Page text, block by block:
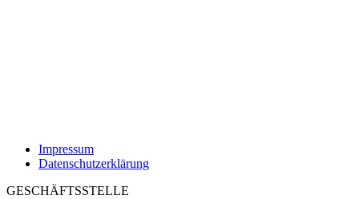
Impressum
Datenschutzerklärung
GESCHÄFTSSTELLE